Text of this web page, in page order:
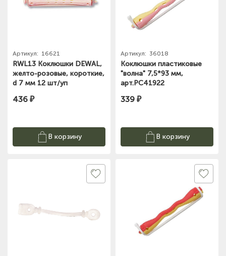
Артикул: 16621
RWL13 Коклюшки DEWAL,
желто-розовые, короткие,
d 7 мм 12 шт/уп
436 ₽
В корзину
Артикул: 36018
Коклюшки пластиковые
"волна" 7,5*93 мм,
арт.PC41922
339 ₽
В корзину